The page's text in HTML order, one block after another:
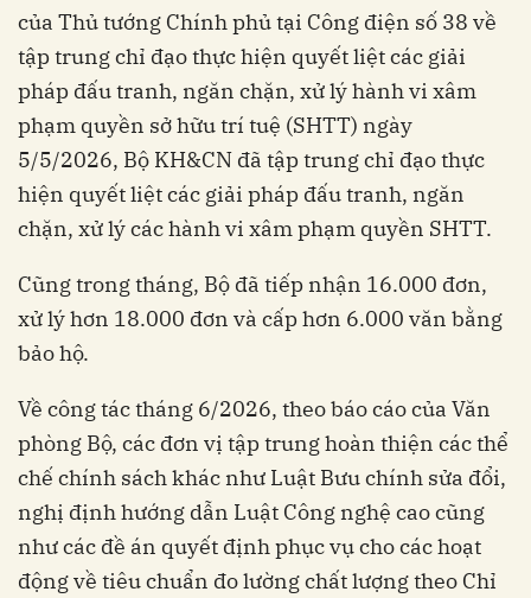
của Thủ tướng Chính phủ tại Công điện số 38 về
tập trung chỉ đạo thực hiện quyết liệt các giải
pháp đấu tranh, ngăn chặn, xử lý hành vi xâm
phạm quyền sở hữu trí tuệ (SHTT) ngày
5/5/2026, Bộ KH&CN đã tập trung chỉ đạo thực
hiện quyết liệt các giải pháp đấu tranh, ngăn
chặn, xử lý các hành vi xâm phạm quyền SHTT.
Cũng trong tháng, Bộ đã tiếp nhận 16.000 đơn,
xử lý hơn 18.000 đơn và cấp hơn 6.000 văn bằng
bảo hộ.
Về công tác tháng 6/2026, theo báo cáo của Văn
phòng Bộ, các đơn vị tập trung hoàn thiện các thể
chế chính sách khác như Luật Bưu chính sửa đổi,
nghị định hướng dẫn Luật Công nghệ cao cũng
như các đề án quyết định phục vụ cho các hoạt
động về tiêu chuẩn đo lường chất lượng theo Chỉ